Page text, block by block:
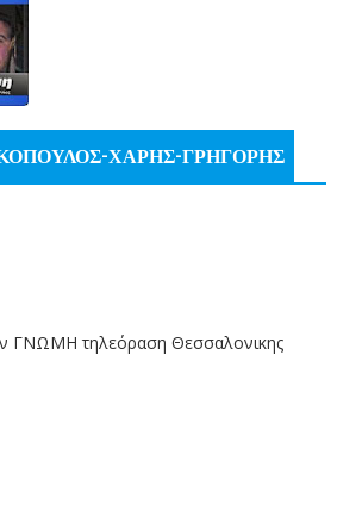
ΧΑΡΗΣ-ΓΡΗΓΟΡΗΣ
τηλεόραση Θεσσαλονικης